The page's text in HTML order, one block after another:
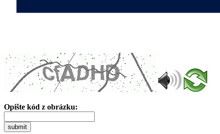
Opište kód z obrázku:
submit